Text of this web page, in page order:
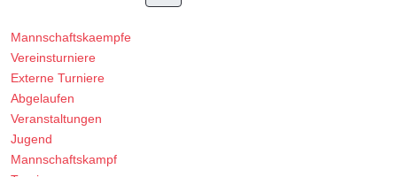
Mannschaftskaempfe
Vereinsturniere
Externe Turniere
Abgelaufen
Veranstaltungen
Jugend
Mannschaftskampf